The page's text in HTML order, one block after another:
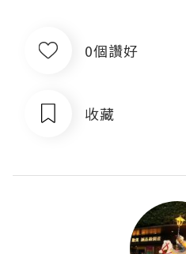
0個讚好
收藏